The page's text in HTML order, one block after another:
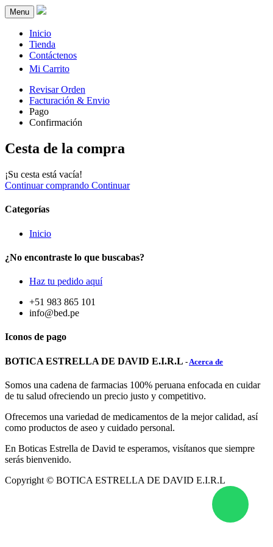
Menu
Inicio
Tienda
Contáctenos
Mi Carrito
Revisar Orden
Facturación & Envio
Pago
Confirmación
Cesta de la compra
¡Su cesta está vacía!
Continuar comprando Continuar
Categorías
Inicio
¿No encontraste lo que buscabas?
Haz tu pedido aquí
+51 983 865 101
info@bed.pe
Iconos de pago
BOTICA ESTRELLA DE DAVID E.I.R.L - Acerca de
Somos una cadena de farmacias 100% peruana enfocada en cuidar
de tu salud ofreciendo un precio justo y competitivo.
Ofrecemos una variedad de medicamentos de la mejor calidad, así
como productos de aseo y cuidado personal.
En Boticas Estrella de David te esperamos, visítanos que siempre
serás bienvenido.
Copyright © BOTICA ESTRELLA DE DAVID E.I.R.L